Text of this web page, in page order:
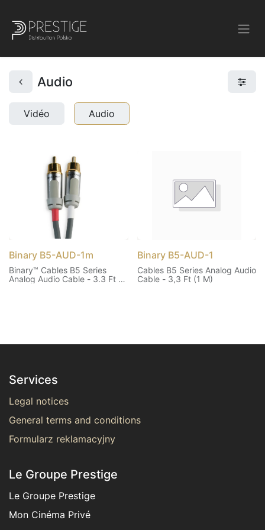
Audio
Vidéo Audio
Binary B5-AUD-1m
Binary™ Cables B5 Series
Analog Audio Cable - 3.3 Ft (1
Binary B5-AUD-1
Cables B5 Series Analog Audio
Cable - 3,3 Ft (1 M)
Services
Legal notices
General terms and conditions
Formularz reklamacyjny
Le Groupe Prestige
Le Groupe Prestige
Mon Cinéma Privé